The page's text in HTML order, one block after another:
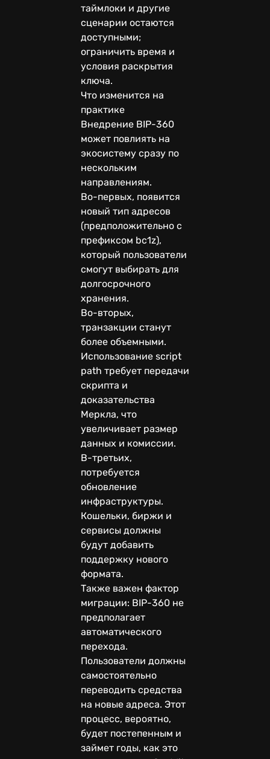
таймлоки и другие
сценарии остаются
доступными;
ограничить время и
условия раскрытия
ключа.
Что изменится на
практике
Внедрение BIP-360
может повлиять на
экосистему сразу по
нескольким
направлениям.
Во-первых, появится
новый тип адресов
(предположительно с
префиксом bc1z),
который пользователи
смогут выбирать для
долгосрочного
хранения.
Во-вторых,
транзакции станут
более объемными.
Использование script
path требует передачи
скрипта и
доказательства
Меркла, что
увеличивает размер
данных и комиссии.
В-третьих,
потребуется
обновление
инфраструктуры.
Кошельки, биржи и
сервисы должны
будут добавить
поддержку нового
формата.
Также важен фактор
миграции: BIP-360 не
предполагает
автоматического
перехода.
Пользователи должны
самостоятельно
переводить средства
на новые адреса. Этот
процесс, вероятно,
будет постепенным и
займет годы, как это